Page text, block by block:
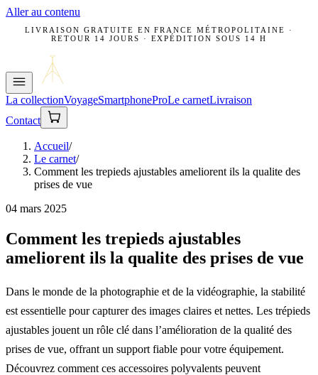
Aller au contenu
LIVRAISON GRATUITE EN FRANCE MÉTROPOLITAINE ·
RETOUR 14 JOURS · EXPÉDITION SOUS 14 H
La collectionVoyageSmartphoneProLe carnetLivraison
Contact
Accueil/
Le carnet/
Comment les trepieds ajustables ameliorent ils la qualite des
prises de vue
04 mars 2025
Comment les trepieds ajustables
ameliorent ils la qualite des prises de vue
Dans le monde de la photographie et de la vidéographie, la stabilité
est essentielle pour capturer des images claires et nettes. Les trépieds
ajustables jouent un rôle clé dans l’amélioration de la qualité des
prises de vue, offrant un support fiable pour votre équipement.
Découvrez comment ces accessoires polyvalents peuvent